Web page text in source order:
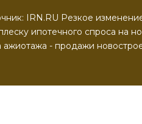
IRN.RU Резкое
ипотечного спроса на
ажиотажа - продажи